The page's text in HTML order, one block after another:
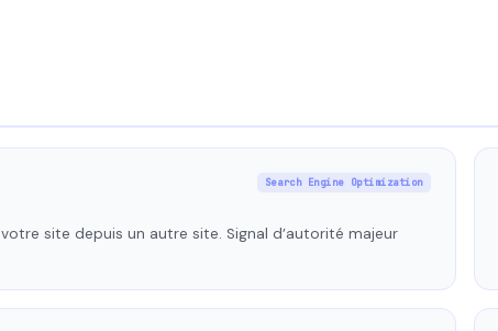
Search Engine Optimization
site depuis un autre site. Signal d’autorité majeur